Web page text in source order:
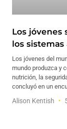
Los jóvenes
los
Los jóvenes del
mundo produzca y
nutrición, la
concluyó en un
Alison Kentish